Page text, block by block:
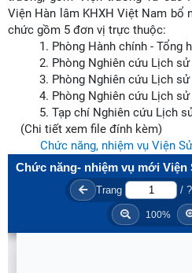
Viện Hàn lâm KHXH Việt Nam bổ
chức gồm 5 đơn vị trực thuộc:
1. Phòng Hành chính - Tổng
2. Phòng Nghiên cứu Lịch sử
3. Phòng Nghiên cứu Lịch sử
4. Phòng Nghiên cứu Lịch sử
5. Tạp chí Nghiên cứu Lịch
(Chi tiết xem file đính kèm)
Chức năng, nhiệm vụ Viện